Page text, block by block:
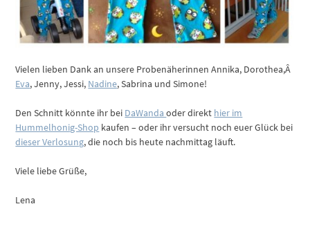
Vielen lieben Dank an unsere Probenäherinnen Annika, Dorothea,Â
Eva, Jenny, Jessi, Nadine, Sabrina und Simone!
Den Schnitt könnte ihr bei DaWandaoder direkt hier im
Hummelhonig-Shop kaufen – oder ihr versucht noch euer Glück bei
dieser Verlosung, die noch bis heute nachmittag läuft.
Viele liebe Grüße,
Lena